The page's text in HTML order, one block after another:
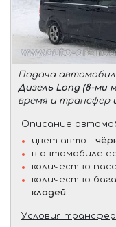
Подача
Дизель Long (8-ми
время и трансфер
Описание
цвет авто –
в автомобиле
количество
количество
кладей
Условия